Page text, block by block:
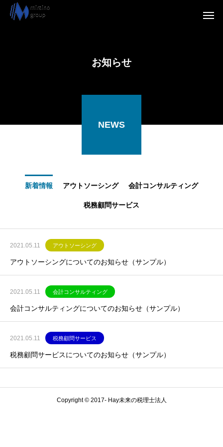
お知らせ
NEWS
新着情報 アウトソーシング 会計コンサルティング
税務顧問サービス
2021.05.11 アウトソーシング
アウトソーシングについてのお知らせ（サンプル）
2021.05.11 会計コンサルティング
会計コンサルティングについてのお知らせ（サンプル）
2021.05.11 税務顧問サービス
税務顧問サービスについてのお知らせ（サンプル）
Copyright © 2017- Hay未来の税理士法人